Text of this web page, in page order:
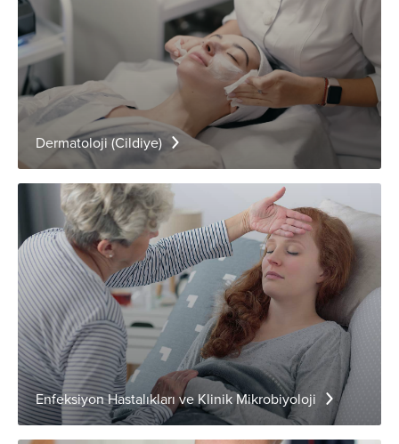
Dermatoloji (Cildiye)
Enfeksiyon Hastalıkları ve Klinik Mikrobiyoloji